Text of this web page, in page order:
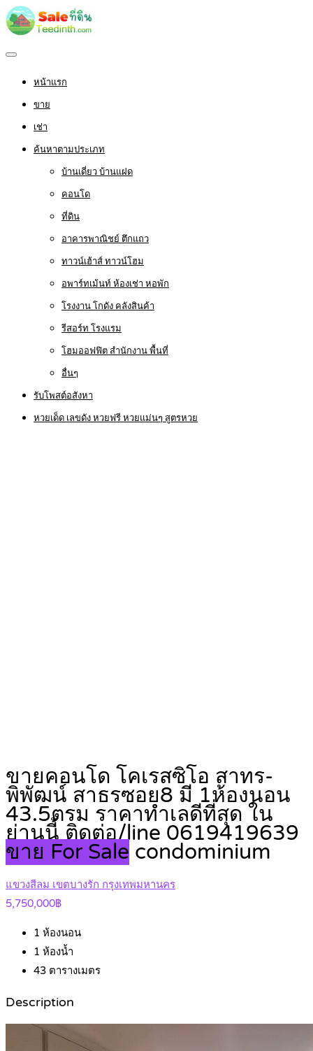
หน้าแรก
ขาย
เช่า
ค้นหาตามประเภท
บ้านเดี่ยว บ้านแฝด
คอนโด
ที่ดิน
อาคารพาณิชย์ ตึกแถว
ทาวน์เฮ้าส์ ทาวน์โฮม
อพาร์ทเม้นท์ ห้องเช่า หอพัก
โรงงาน โกดัง คลังสินค้า
รีสอร์ท โรงแรม
โฮมออฟฟิต สำนักงาน พื้นที่
อื่นๆ
รับโพสต์อสังหา
หวยเด็ด เลขดัง หวยฟรี หวยแม่นๆ สูตรหวย
ขายคอนโด โคเรสซิโอ สาทร-
พิพัฒน์ สาธรซอย8 มี 1ห้องนอน
43.5ตรม ราคาทำเลดีที่สุด ใน
ย่านนี้ ติดต่อ/line 0619419639
ขาย For Sale condominium
แขวงสีลม เขตบางรัก กรุงเทพมหานคร
5,750,000฿
1 ห้องนอน
1 ห้องน้ำ
43 ตารางเมตร
Description